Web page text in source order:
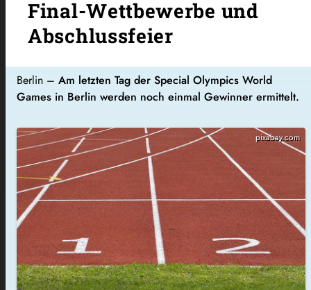
Final-Wettbewerbe und
Abschlussfeier
Berlin – Am letzten Tag der Special Olympics World
Games in Berlin werden noch einmal Gewinner ermittelt.
pixabay.com